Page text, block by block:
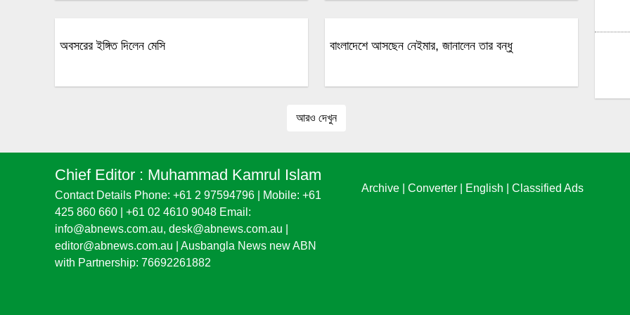
অবসরের ইঙ্গিত দিলেন মেসি বাংলাদেশে আসছেন নেইমার, জানালেন তার বন্ধু
আরও দেখুন
Chief Editor : Muhammad Kamrul Islam
Contact Details Phone: +61 2 97594796 | Mobile: +61
425 860 660 | +61 02 4610 9048 Email:
info@abnews.com.au, desk@abnews.com.au |
editor@abnews.com.au | Ausbangla News new ABN
with Partnership: 76692261882
Archive Converter English Classified Ads